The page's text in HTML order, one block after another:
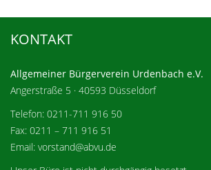
KONTAKT
Allgemeiner Bürgerverein Urdenbach e.V.
Angerstraße 5 · 40593 Düsseldorf
Telefon: 0211-711 916 50
Fax: 0211 – 711 916 51
Email: vorstand@abvu.de